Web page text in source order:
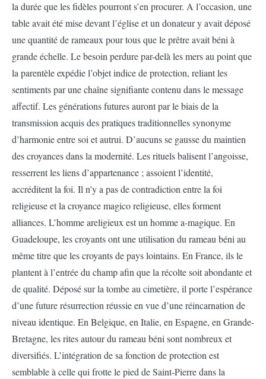
la durée que les fidèles pourront s’en procurer. A l’occasion, une
table avait été mise devant l’église et un donateur y avait déposé
une quantité de rameaux pour tous que le prêtre avait béni à
grande échelle. Le besoin perdure par-delà les mers au point que
la parentèle expédie l’objet indice de protection, reliant les
sentiments par une chaîne signifiante contenu dans le message
affectif. Les générations futures auront par le biais de la
transmission acquis des pratiques traditionnelles synonyme
d’harmonie entre soi et autrui. D’aucuns se gausse du maintien
des croyances dans la modernité. Les rituels balisent l’angoisse,
resserrent les liens d’appartenance ; assoient l’identité,
accréditent la foi. Il n’y a pas de contradiction entre la foi
religieuse et la croyance magico religieuse, elles forment
alliances. L’homme areligieux est un homme a-magique. En
Guadeloupe, les croyants ont une utilisation du rameau béni au
même titre que les croyants de pays lointains. En France, ils le
plantent à l’entrée du champ afin que la récolte soit abondante et
de qualité. Déposé sur la tombe au cimetière, il porte l’espérance
d’une future résurrection réussie en vue d’une réincarnation de
niveau identique. En Belgique, en Italie, en Espagne, en Grande-
Bretagne, les rites autour du rameau béni sont nombreux et
diversifiés. L’intégration de sa fonction de protection est
semblable à celle qui frotte le pied de Saint-Pierre dans la